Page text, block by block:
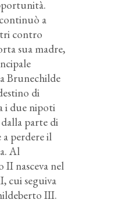
a
contro
sua madre,
Brunechilde
di
i due nipoti
parte di
perdere il
Al
II nasceva nel
cui seguiva
III.